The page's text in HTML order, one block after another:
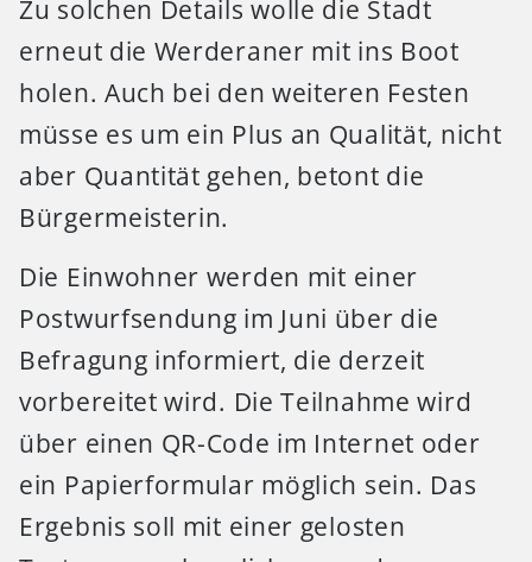
Zu solchen Details wolle die Stadt
erneut die Werderaner mit ins Boot
holen. Auch bei den weiteren Festen
müsse es um ein Plus an Qualität, nicht
aber Quantität gehen, betont die
Bürgermeisterin.
Die Einwohner werden mit einer
Postwurfsendung im Juni über die
Befragung informiert, die derzeit
vorbereitet wird. Die Teilnahme wird
über einen QR-Code im Internet oder
ein Papierformular möglich sein. Das
Ergebnis soll mit einer gelosten